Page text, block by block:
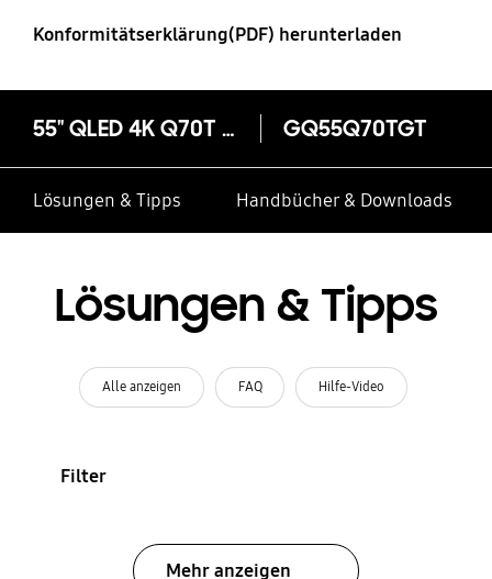
Konformitätserklärung(PDF) herunterladen
55" QLED 4K Q70T (2020) GQ55Q70TGT
Lösungen & Tipps Handbücher & Downloads
Lösungen & Tipps
Alle anzeigen FAQ Hilfe-Video
Filter
Mehr anzeigen